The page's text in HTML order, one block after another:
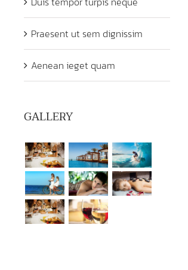
Praesent ut sem dignissim
Aenean ieget quam
GALLERY